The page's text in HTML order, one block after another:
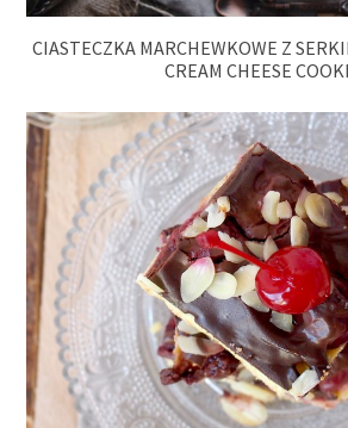
CIASTECZKA MARCHEWKOWE Z
CREAM CHEESE